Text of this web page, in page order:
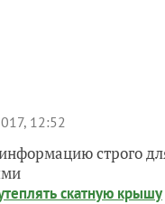
12:52
строго
скатную крышу